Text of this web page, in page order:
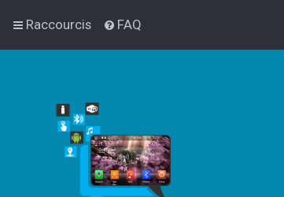
Raccourcis FAQ